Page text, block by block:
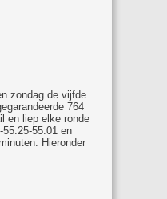
zondag de vijfde
764
en liep elke ronde
55:01 en
Hieronder